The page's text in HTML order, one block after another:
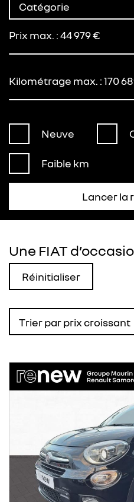
Catégorie
Prix max. :44 979€
Kilométrage max. :170
Neuve
Faible km
Lancer la
Une FIAT
Réinitialiser
Trier par prix croissant